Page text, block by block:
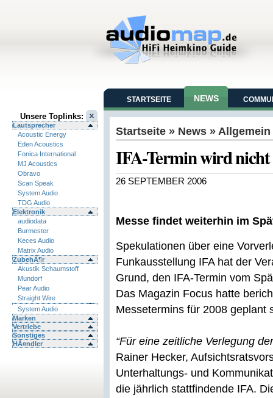
Unsere Toplinks:
Lautsprecher
Acoustic Energy
Eden Acoustics
Fonica International
MJ Acoustics
Obravo
Scan Speak
System Audio
TDG Audio
Elektronik
audiodata
Burmester
Keces Audio
Matrix Audio
ZubehÃ¶r
Akustik Schaumstoff
Mundorf
Pear Audio
Straight Wire
System Audio
Marken
Vertriebe
Sonstiges
HÃ¤ndler
STARTSEITE NEWS
Startseite » News » Allgemein
IFA-Termin wird nicht
26 SEPTEMBER 2006
Messe findet weiterhin im
Spekulationen über eine
Funkausstellung IFA hat der
Grund, den IFA-Termin vom
Das Magazin Focus hatte
Messetermins für 2008 geplant
“Für eine zeitliche Verlegung
Rainer Hecker,
Unterhaltungs- und
die jährlich stattfindende IFA.